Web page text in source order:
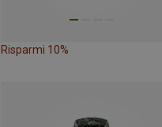
Risparmi 10%